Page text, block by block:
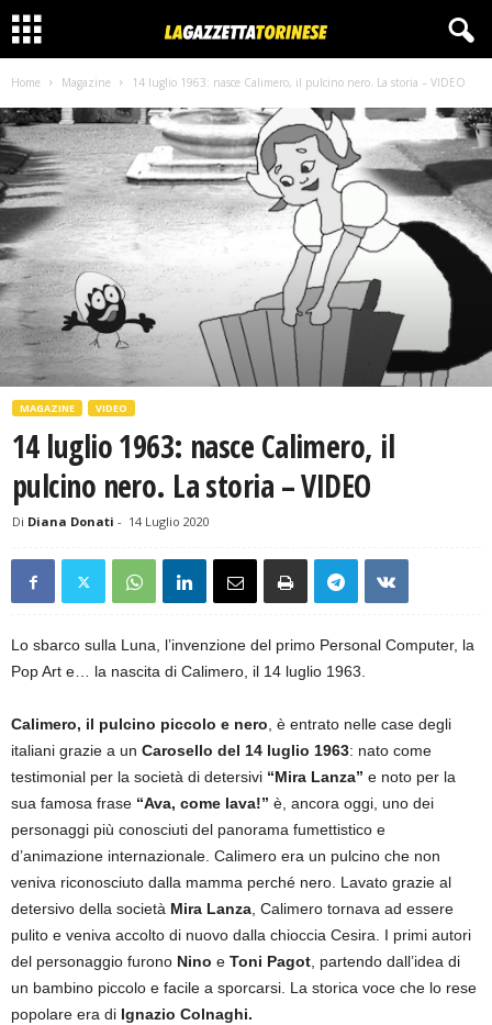
Home Magazine 14 luglio 1963: nasce Calimero, il pulcino nero. La storia – VIDEO
MAGAZINE VIDEO
14 luglio 1963: nasce Calimero, il
pulcino nero. La storia – VIDEO
Di Diana Donati - 14 Luglio 2020
Lo sbarco sulla Luna, l’invenzione del primo Personal Computer, la
Pop Art e… la nascita di Calimero, il 14 luglio 1963.
Calimero, il pulcino piccolo e nero, è entrato nelle case degli
italiani grazie a un Carosello del 14 luglio 1963: nato come
testimonial per la società di detersivi “Mira Lanza” e noto per la
sua famosa frase “Ava, come lava!” è, ancora oggi, uno dei
personaggi più conosciuti del panorama fumettistico e
d’animazione internazionale. Calimero era un pulcino che non
veniva riconosciuto dalla mamma perché nero. Lavato grazie al
detersivo della società Mira Lanza, Calimero tornava ad essere
pulito e veniva accolto di nuovo dalla chioccia Cesira. I primi autori
del personaggio furono Nino e Toni Pagot, partendo dall’idea di
un bambino piccolo e facile a sporcarsi. La storica voce che lo rese
popolare era di Ignazio Colnaghi.